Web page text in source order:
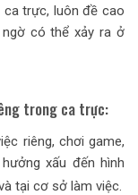
trực, luôn đề cao
có thể xảy ra ở
trong ca trực:
riêng, chơi game,
xấu đến hình
tại cơ sở làm việc.